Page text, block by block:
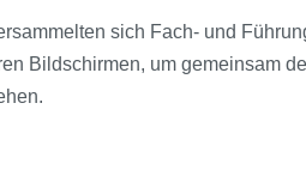
sich Fach- und
Bildschirmen, um gemeinsam